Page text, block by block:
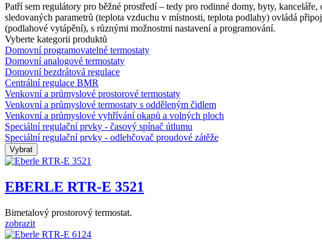
Patří sem regulátory pro běžné prostředí – tedy pro rodinné domy, byty,
sledovaných parametrů (teplota vzduchu v místnosti, teplota podlahy) ovládá
(podlahové vytápění), s různými možnostmi nastavení a programování.
Vyberte kategorii produktů
Domovní programovatelné termostaty
Domovní analogové termostaty
Domovní bezdrátová regulace
Centrální regulace BMR
Venkovní a průmyslové prostorové termostaty
Venkovní a průmyslové termostaty s odděleným čidlem
Venkovní a průmyslové vyhřívání okapů a volných ploch
Speciální regulační prvky - časový spínač útlumu
Speciální regulační prvky - odlehčovač proudové zátěže
EBERLE RTR-E 3521
Bimetalový prostorový termostat.
zobrazit